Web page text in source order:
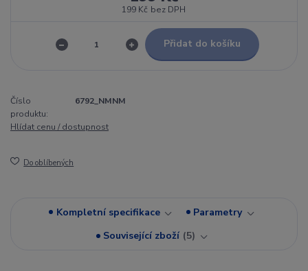
199 Kč bez DPH
Přidat do košíku
Číslo
produktu:
6792_NMNM
Hlídat cenu / dostupnost
Do oblíbených
Kompletní specifikace
Parametry
Související zboží 5